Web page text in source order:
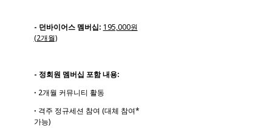
- 던바이어스 멤버십: 195,000원
(2개월)
- 정회원 멤버십 포함 내용:
ꞏ 2개월 커뮤니티 활동
ꞏ 격주 정규세션 참여 (대체 참여*
가능)